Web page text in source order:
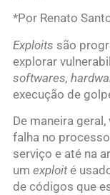
*Por Renato
Exploits são
explorar
softwares,
execução de
De maneira
falha no
serviço e até na
um exploité
de códigos que